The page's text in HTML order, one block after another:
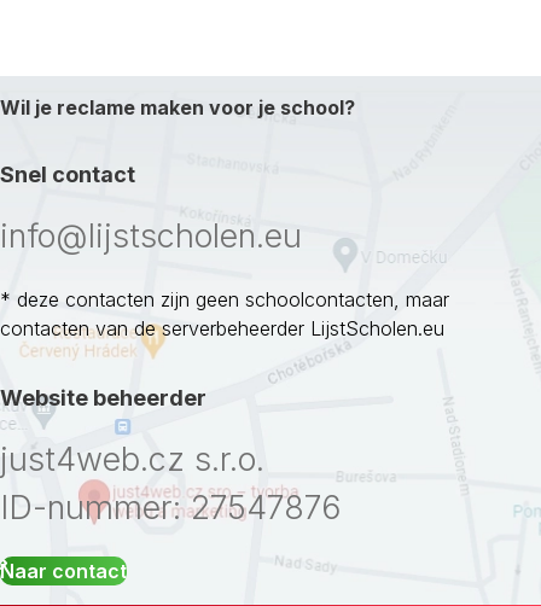
Wil je reclame maken voor je school?
Snel contact
info@lijstscholen.eu
* deze contacten zijn geen schoolcontacten, maar
contacten van de serverbeheerder LijstScholen.eu
Website beheerder
just4web.cz s.r.o.
ID-nummer: 27547876
Naar contact